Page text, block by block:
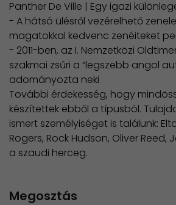
Panther De Ville | Egy igazi
- A hátsó ülésről vezérelhető
magatokkal kedvenc zenéiteket
- 2011-ben, az I. Nemzetközi
szakmai zsűri a “legszebb angol
adományozta neki
​További érdekesség, hogy
készítettek ebből a típusból.
ismert személyiséget is találunk:
Rogers, Rock Hudson, Oliver Reed,
a szaudi herceg.
Megosztás